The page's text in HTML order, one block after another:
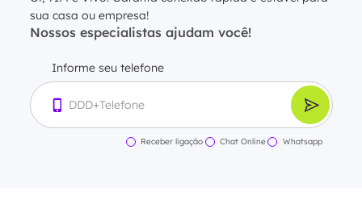
sua casa ou empresa!
Nossos especialistas ajudam você!
Informe seu telefone
Receber ligação Chat Online Whatsapp